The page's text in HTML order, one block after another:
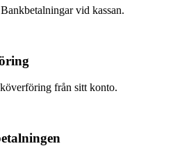
vid kassan.
från sitt konto.